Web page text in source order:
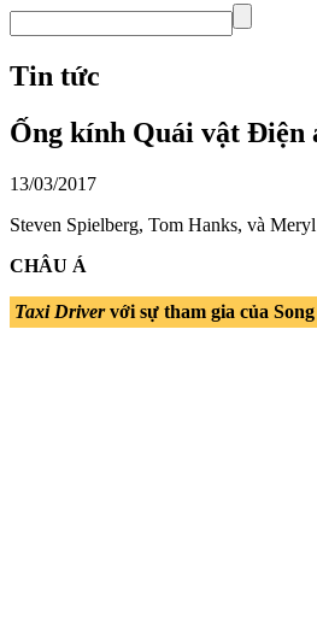
Tin tức
Ống kính Quái vật Điện
13/03/2017
Steven Spielberg, Tom Hanks, và
CHÂU Á
Taxi Drivervới sự tham gia của